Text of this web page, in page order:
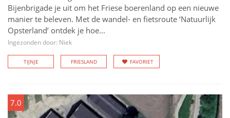
Bijenbrigade je uit om het Friese boerenland op een nieuwe
manier te beleven. Met de wandel- en fietsroute ‘Natuurlijk
Opsterland’ ontdek je hoe...
Ingezonden door: Niek
TIJNJE FRIESLAND FAVORIET
7.0